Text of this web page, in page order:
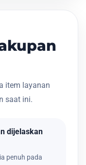
item layanan
saat ini.
dijelaskan
penuh pada